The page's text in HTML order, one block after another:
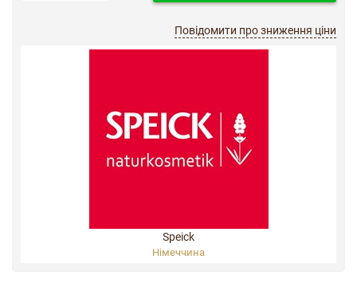
Повідомити про зниження ціни
Speick
Німеччина